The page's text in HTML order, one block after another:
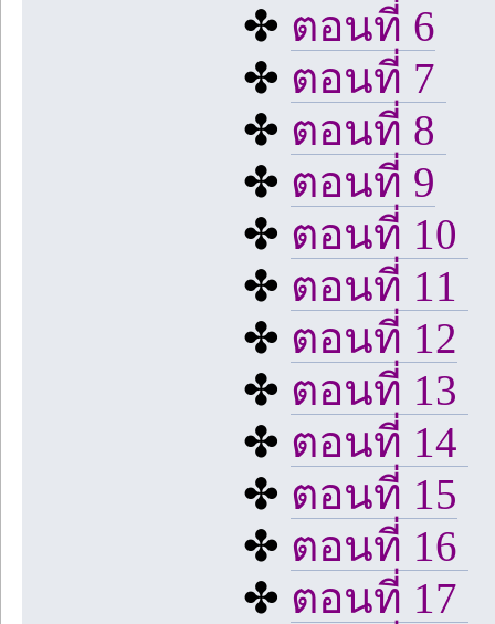
✤ ตอนที่ 6
✤ ตอนที่ 7
✤ ตอนที่ 8
✤ ตอนที่ 9
✤ ตอนที่ 10
✤ ตอนที่ 11
✤ ตอนที่ 12
✤ ตอนที่ 13
✤ ตอนที่ 14
✤ ตอนที่ 15
✤ ตอนที่ 16
✤ ตอนที่ 17